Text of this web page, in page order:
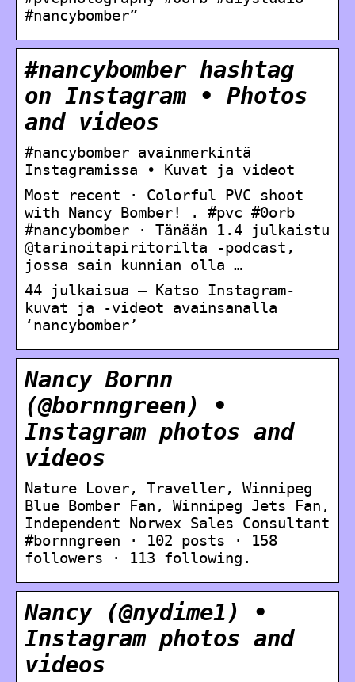
#nancybomber”
#nancybomber hashtag
on Instagram • Photos
and videos
#nancybomber avainmerkintä
Instagramissa • Kuvat ja videot
Most recent · Colorful PVC shoot
with Nancy Bomber! . #pvc #0orb
#nancybomber · Tänään 1.4 julkaistu
@tarinoitapiritorilta -podcast,
jossa sain kunnian olla …
44 julkaisua – Katso Instagram-
kuvat ja -videot avainsanalla
‘nancybomber’
Nancy Bornn
(@bornngreen) •
Instagram photos and
videos
Nature Lover, Traveller, Winnipeg
Blue Bomber Fan, Winnipeg Jets Fan,
Independent Norwex Sales Consultant
#bornngreen · 102 posts · 158
followers · 113 following.
Nancy (@nydime1) •
Instagram photos and
videos